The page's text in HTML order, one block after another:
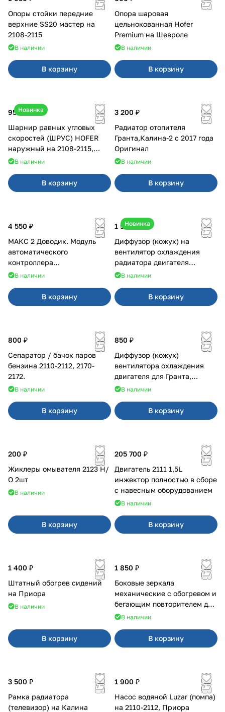
Опоры стойки передние
верхние SS20 мастер на
2108-2115
В наличии
В корзину
Опора шаровая
цельнокованная Hofer
Premium на Шевроле
В наличии
В корзину
Новинка
950 ₽
Шарнир равных угловых
скоростей (ШРУС) HOFER
наружный на 2108-2115,
2110-2112
В наличии
В корзину
3 200 ₽
Радиатор отопителя
Гранта,Калина-2 с 2017 года
Оригинал
В наличии
В корзину
4 550 ₽
МАКС 2 Доводик. Модуль
автоматического
контроллера
стеклоподъемников для
В наличии
В корзину
Новинка
1 500 ₽
Диффузор (кожух) на
вентилятор охлаждения
радиатора двигателя
Приора 2170 Panasonic
В наличии
В корзину
800 ₽
Сепаратор / бачок паров
бензина 2110-2112, 2170-
2172.
В наличии
В корзину
850 ₽
Диффузор (кожух)
вентилятора охлаждения
двигателя для Гранта,
Калина-2, Датсун нового
В наличии
В корзину
200 ₽
Жиклеры омывателя 2123 Н/
О 2шт
В наличии
В корзину
205 700 ₽
Двигатель 2111 1,5L
инжектор полностью в сборе
с навесным оборудованием
В наличии
В корзину
1 400 ₽
Штатный обогрев сидений
на Приора
В наличии
В корзину
1 850 ₽
Боковые зеркала
механические с обогревом и
бегающим повторителем для
4х4В наличии
В корзину
3 500 ₽
Рамка радиатора
(телевизор) на Калина
1 900 ₽
Насос водяной Luzar (помпа)
на 2110-2112, Приора